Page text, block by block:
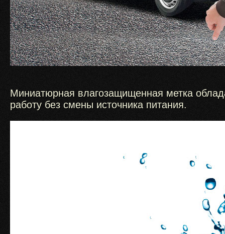
Миниатюрная влагозащищенная метка
работу без смены источника питания.